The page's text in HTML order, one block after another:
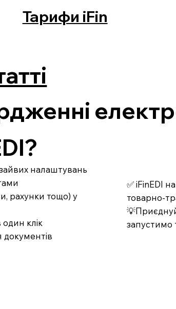
Тарифи iFin
налаштувань
рахунки тощо) у
клік
✅ iFinEDI
товарно-
запустимо